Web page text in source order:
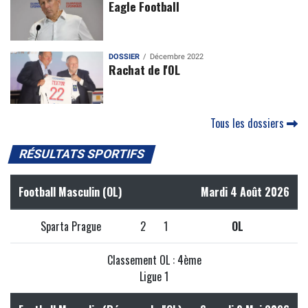
Eagle Football
DOSSIER Décembre 2022
Rachat de l'OL
Tous les dossiers
RÉSULTATS SPORTIFS
Football Masculin (OL) Mardi 4 Août 2026
Sparta Prague 2 1 OL
Classement OL : 4ème
Ligue 1